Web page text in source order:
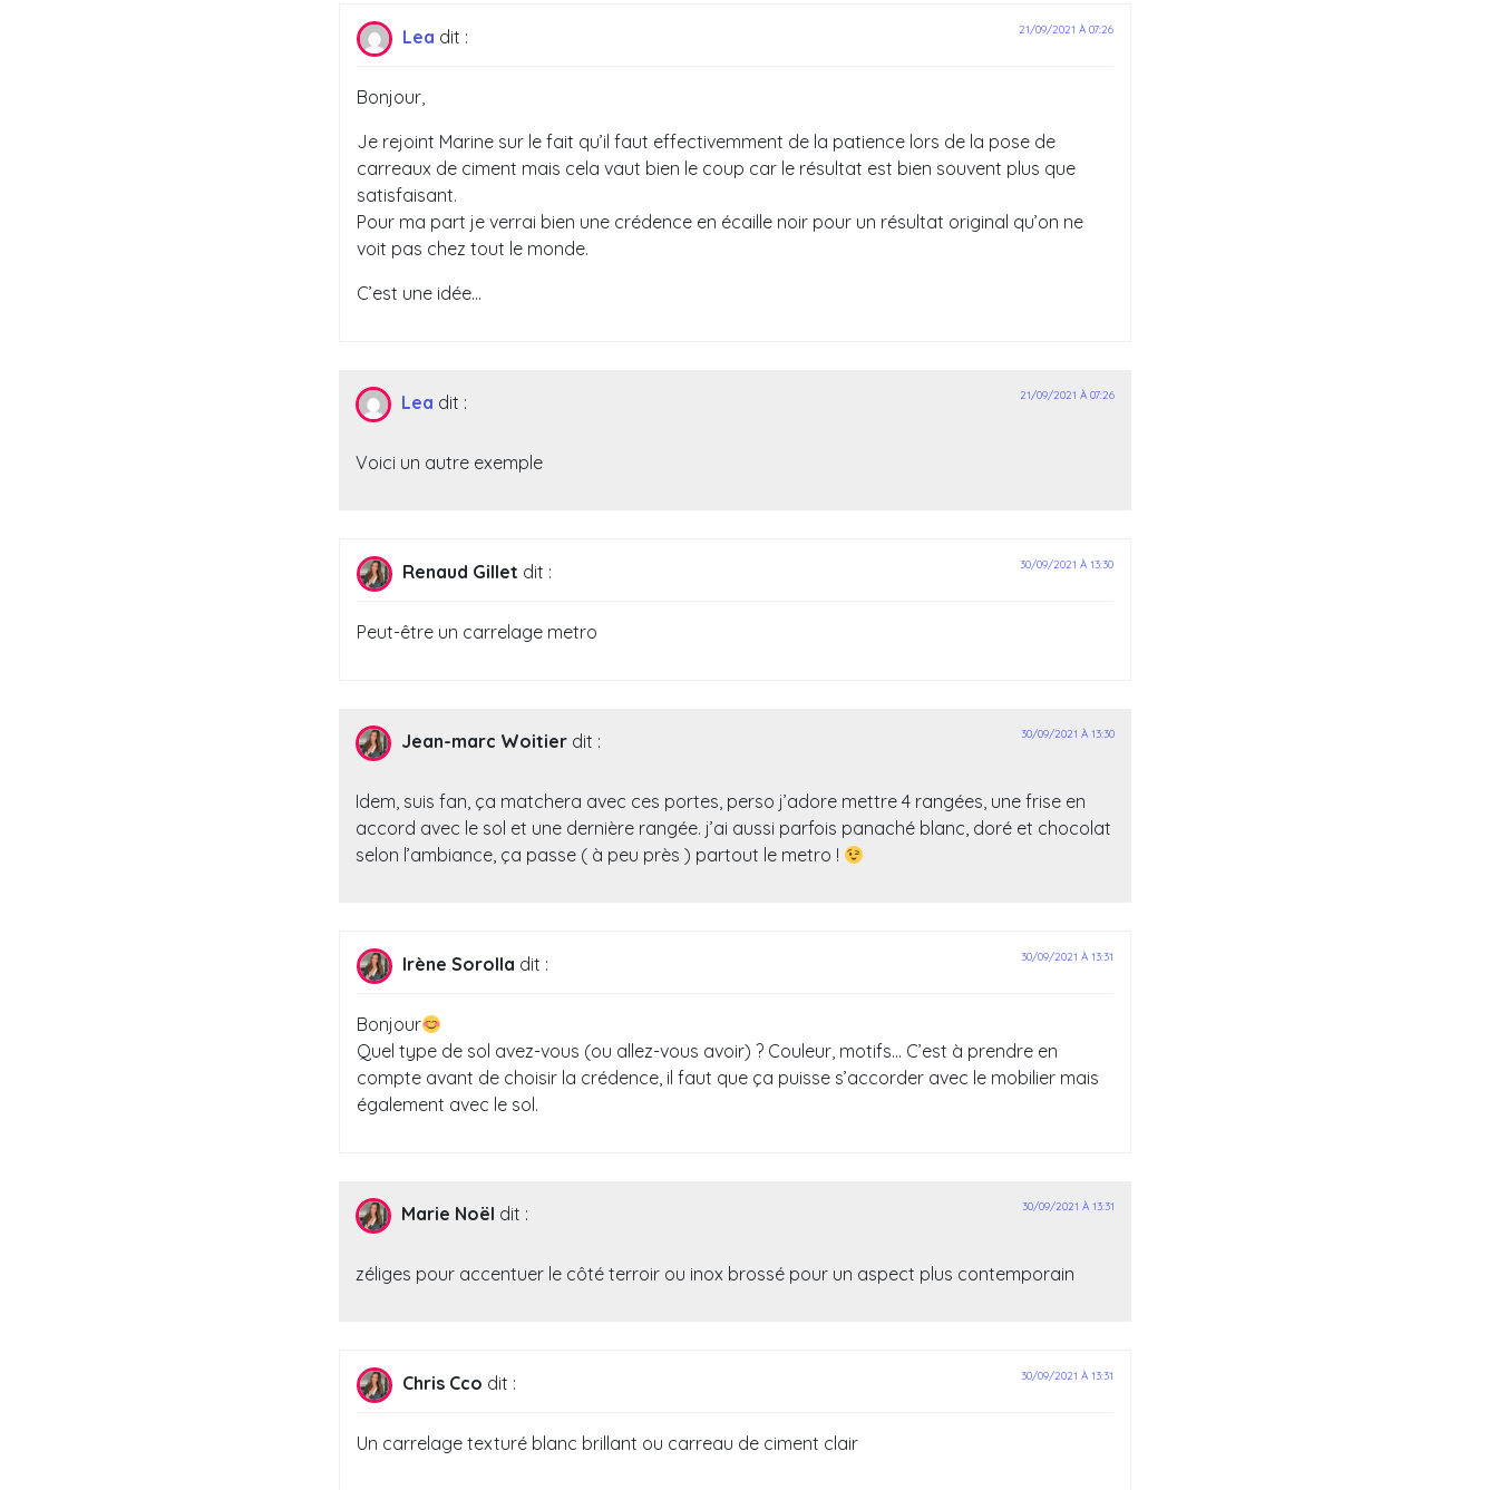
Lea dit : 21/09/2021 À 07:26
Bonjour,
Je rejoint Marine sur le fait qu’il faut effectivemment de la patience lors de la pose de
carreaux de ciment mais cela vaut bien le coup car le résultat est bien souvent plus que
satisfaisant.
Pour ma part je verrai bien une crédence en écaille noir pour un résultat original qu’on ne
voit pas chez tout le monde.
C’est une idée…
Lea dit : 21/09/2021 À 07:26
Voici un autre exemple
Renaud Gillet dit : 30/09/2021 À 13:30
Peut-être un carrelage metro
Jean-marc Woitier dit : 30/09/2021 À 13:30
Idem, suis fan, ça matchera avec ces portes, perso j’adore mettre 4 rangées, une frise en
accord avec le sol et une dernière rangée. j’ai aussi parfois panaché blanc, doré et chocolat
selon l’ambiance, ça passe ( à peu près ) partout le metro !
Irène Sorolla dit : 30/09/2021 À 13:31
Bonjour
Quel type de sol avez-vous (ou allez-vous avoir) ? Couleur, motifs… C’est à prendre en
compte avant de choisir la crédence, il faut que ça puisse s’accorder avec le mobilier mais
également avec le sol.
Marie Noël dit : 30/09/2021 À 13:31
zéliges pour accentuer le côté terroir ou inox brossé pour un aspect plus contemporain
Chris Cco dit : 30/09/2021 À 13:31
Un carrelage texturé blanc brillant ou carreau de ciment clair